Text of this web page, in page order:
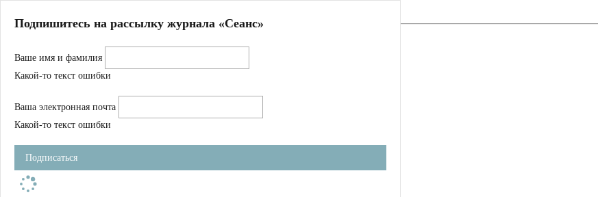
Магазин
Журнал
Школа
Устав
Фильмы
Имена
Тэги
Подпишитесь на рассылку журнала «Сеанс»
Ваше имя и фамилия
Какой-то текст ошибки
Ваша электронная почта
Какой-то текст ошибки
Подписаться